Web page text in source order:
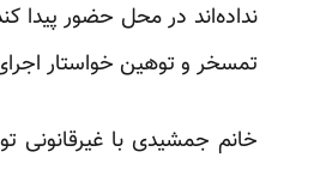
نداده‌اند در محل حضور پیدا
تمسخر و توهین خواستار